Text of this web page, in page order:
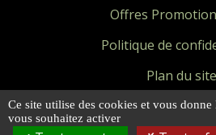
Offres
Politique de
Plan du site
Mentions
Ce site utilise des cookies et vous
vous souhaitez activer